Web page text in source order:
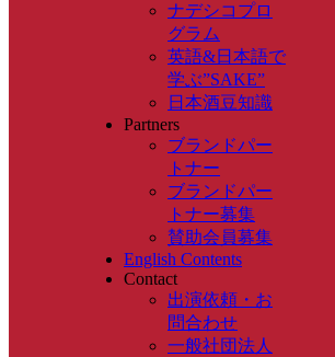
ナデシコプロ
グラム
英語&日本語で
学ぶ”SAKE”
日本酒豆知識
Partners
ブランドパー
トナー
ブランドパー
トナー募集
賛助会員募集
English Contents
Contact
出演依頼・お
問合わせ
一般社団法人